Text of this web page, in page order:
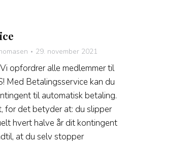
29. november 2021
opfordrer alle medlemmer til
Med Betalingsservice kan du
til automatisk betaling.
for det betyder at: du slipper
hvert halve år dit kontingent
at du selv stopper